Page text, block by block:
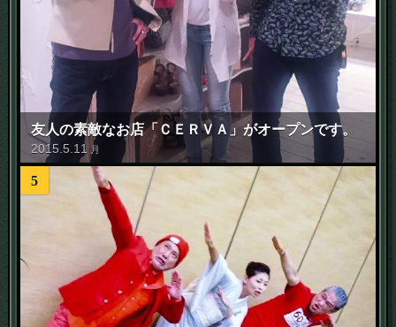
友人の素敵なお店「ＣＥＲＶＡ」がオープンです。
2015.5.11 月
5